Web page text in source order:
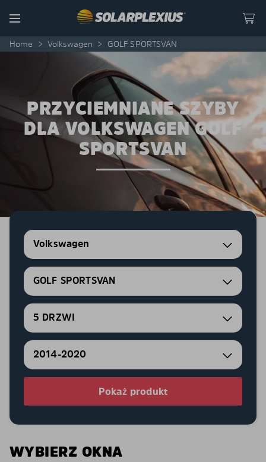
Menu
Home > Volkswagen > GOLF SPORTSVAN
PRZYCIEMNIANE SZYBY
DLA VOLKSWAGEN GOLF
SPORTSVAN
Volkswagen
GOLF SPORTSVAN
5 DRZWI
2014-2020
Pokaż produkt
WYBIERZ OKNA